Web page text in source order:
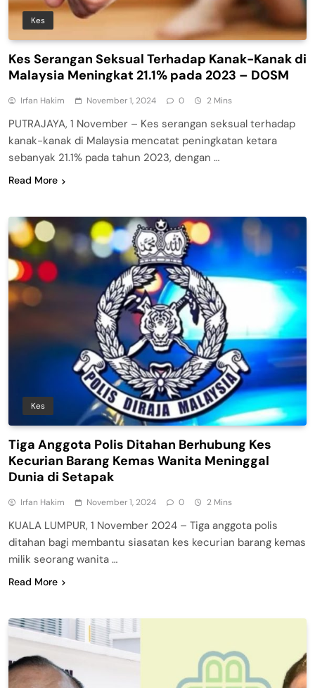
Kes
Kes Serangan Seksual Terhadap Kanak-Kanak di
Malaysia Meningkat 21.1% pada 2023 – DOSM
Irfan Hakim November 1, 2024 0 2 Mins
PUTRAJAYA, 1 November – Kes serangan seksual terhadap
kanak-kanak di Malaysia mencatat peningkatan ketara
sebanyak 21.1% pada tahun 2023, dengan …
Read More
Kes
Tiga Anggota Polis Ditahan Berhubung Kes
Kecurian Barang Kemas Wanita Meninggal
Dunia di Setapak
Irfan Hakim November 1, 2024 0 2 Mins
KUALA LUMPUR, 1 November 2024 – Tiga anggota polis
ditahan bagi membantu siasatan kes kecurian barang kemas
milik seorang wanita …
Read More